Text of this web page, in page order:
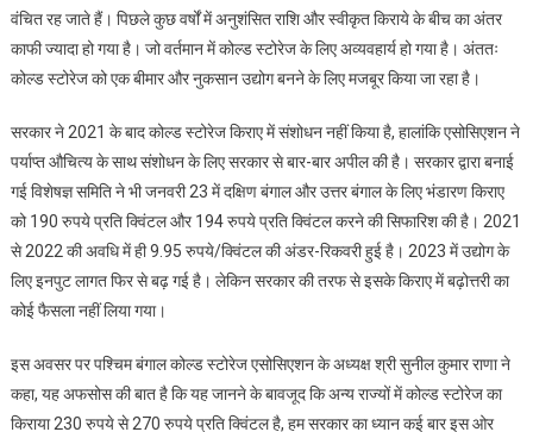
वंचित रह जाते हैं। पिछले कुछ वर्षों में अनुशंसित राशि और स्वीकृत किराये के बीच का अंतर
काफी ज्यादा हो गया है। जो वर्तमान में कोल्ड स्टोरेज के लिए अव्यवहार्य हो गया है। अंततः
कोल्ड स्टोरेज को एक बीमार और नुकसान उद्योग बनने के लिए मजबूर किया जा रहा है।
सरकार ने 2021 के बाद कोल्ड स्टोरेज किराए में संशोधन नहीं किया है, हालांकि एसोसिएशन ने
पर्याप्त औचित्य के साथ संशोधन के लिए सरकार से बार-बार अपील की है। सरकार द्वारा बनाई
गई विशेषज्ञ समिति ने भी जनवरी 23 में दक्षिण बंगाल और उत्तर बंगाल के लिए भंडारण किराए
को 190 रुपये प्रति क्विंटल और 194 रुपये प्रति क्विंटल करने की सिफारिश की है। 2021
से 2022 की अवधि में ही 9.95 रुपये/क्विंटल की अंडर-रिकवरी हुई है। 2023 में उद्योग के
लिए इनपुट लागत फिर से बढ़ गई है। लेकिन सरकार की तरफ से इसके किराए में बढ़ोत्तरी का
कोई फैसला नहीं लिया गया।
इस अवसर पर पश्चिम बंगाल कोल्ड स्टोरेज एसोसिएशन के अध्यक्ष श्री सुनील कुमार राणा ने
कहा, यह अफसोस की बात है कि यह जानने के बावजूद कि अन्य राज्यों में कोल्ड स्टोरेज का
किराया 230 रुपये से 270 रुपये प्रति क्विंटल है, हम सरकार का ध्यान कई बार इस ओर